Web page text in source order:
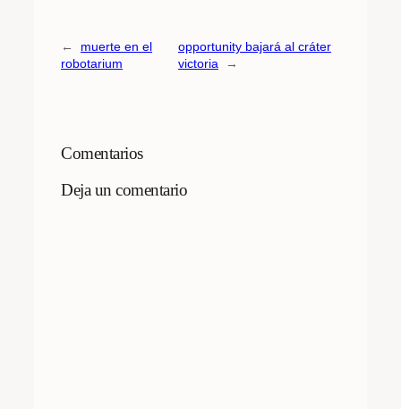
←
muerte en el
robotarium
opportunity bajará al cráter
victoria
→
Comentarios
Deja un comentario